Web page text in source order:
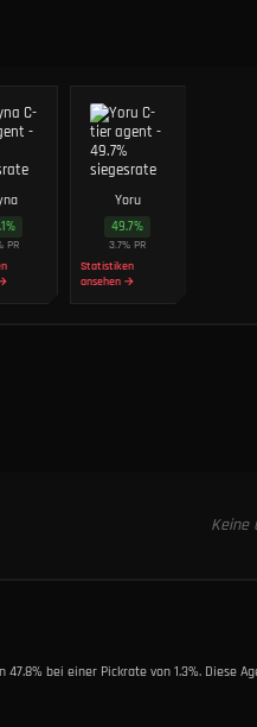
%
PR
Yoru
49.7%
3.7% PR
Statistiken
ansehen →
Keine
bei einer Pickrate von 1.3%. Diese